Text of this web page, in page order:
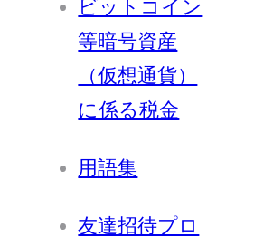
ビットコイン
等暗号資産
（仮想通貨）
に係る税金
用語集
友達招待プロ